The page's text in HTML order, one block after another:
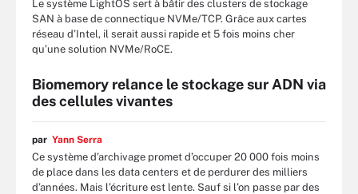
Le système LightOS sert à bâtir des clusters de stockage
SAN à base de connectique NVMe/TCP. Grâce aux cartes
réseau d’Intel, il serait aussi rapide et 5 fois moins cher
qu’une solution NVMe/RoCE.
Biomemory relance le stockage sur ADN via
des cellules vivantes
par Yann Serra
Ce système d’archivage promet d’occuper 20 000 fois moins
de place dans les data centers et de perdurer des milliers
d’années. Mais l’écriture est lente. Sauf si l’on passe par des